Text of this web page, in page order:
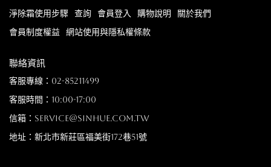
淨除霜使用步驟 查詢 會員登入 購物說明
關於我們
會員制度權益
網站使用與隱私權條款
聯絡資訊
客服專線：02-85211499
客服時間：10:00-17:00
信箱：service@sinhue.com.tw
地址：新北市新莊區福美街172巷51號